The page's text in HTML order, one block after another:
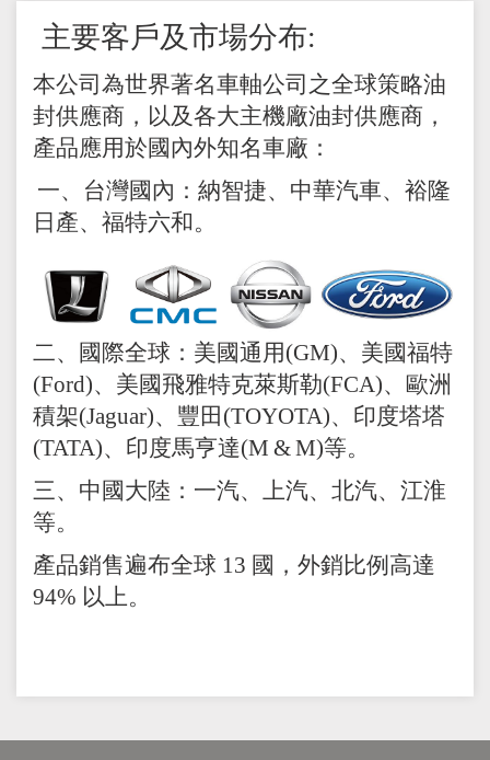
主要客戶及市場分布:
本公司為世界著名車軸公司之全球策略油
封供應商，以及各大主機廠油封供應商，
產品應用於國內外知名車廠：
一、台灣國內：納智捷、中華汽車、裕隆
日產、福特六和。
二、國際全球：美國通用(GM)、美國福特
(Ford)、美國飛雅特克萊斯勒(FCA)、歐洲
積架(Jaguar)、豐田 (TOYOTA)、印度塔塔
(TATA)、印度馬亨達(M &M)等。
三、中國大陸：一汽、上汽、北汽、江淮
等。
產品銷售遍布全球 13 國，外銷比例高達
94% 以上。